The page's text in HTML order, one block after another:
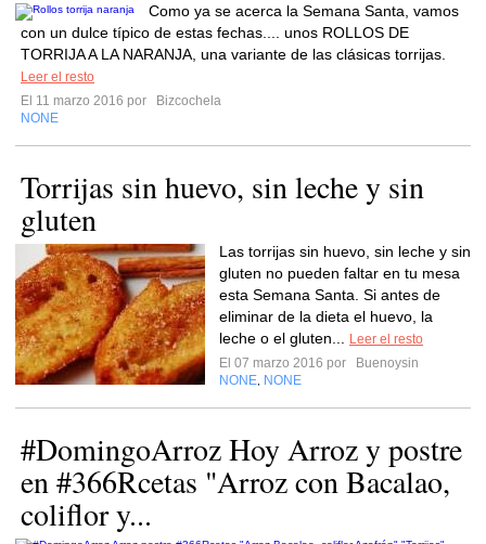
Como ya se acerca la Semana Santa, vamos
con un dulce típico de estas fechas.... unos ROLLOS DE
TORRIJA A LA NARANJA, una variante de las clásicas torrijas.
Leer el resto
El 11 marzo 2016 por
Bizcochela
NONE
Torrijas sin huevo, sin leche y sin
gluten
Las torrijas sin huevo, sin leche y sin
gluten no pueden faltar en tu mesa
esta Semana Santa. Si antes de
eliminar de la dieta el huevo, la
leche o el gluten...
Leer el resto
El 07 marzo 2016 por
Buenoysin
NONE NONE
#DomingoArroz Hoy Arroz y postre
en #366Rcetas "Arroz con Bacalao,
coliflor y...